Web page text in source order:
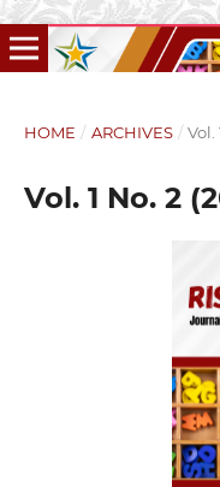
HOME / ARCHIVES / Vol.
Vol. 1 No. 2